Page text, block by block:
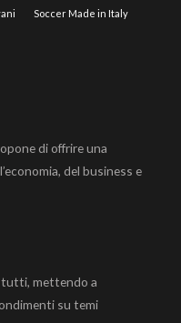
Soccer Made in Italy
di offrire una
del business e
tutti, mettendo a
su temi